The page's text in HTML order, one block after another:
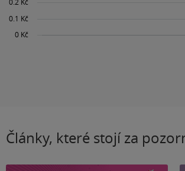
Články, které stojí za